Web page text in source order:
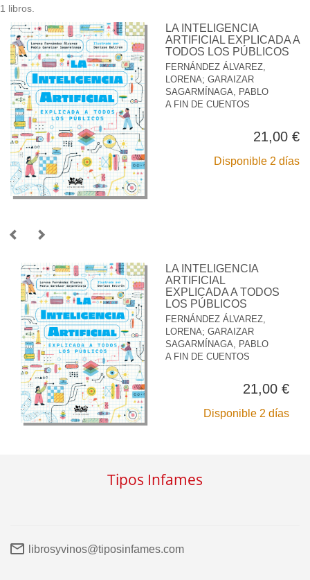
1 libros.
LA INTELIGENCIA
ARTIFICIAL EXPLICADA A
TODOS LOS PÚBLICOS
FERNÁNDEZ ÁLVAREZ,
LORENA; GARAIZAR
SAGARMÍNAGA, PABLO
A FIN DE CUENTOS
21,00 €
Disponible 2 días
LA INTELIGENCIA
ARTIFICIAL
EXPLICADA A TODOS
LOS PÚBLICOS
FERNÁNDEZ ÁLVAREZ,
LORENA; GARAIZAR
SAGARMÍNAGA, PABLO
A FIN DE CUENTOS
21,00 €
Disponible 2 días
Tipos Infames
librosyvinos@tiposinfames.com